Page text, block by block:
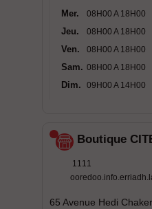
Mer. 08H00 A 18H00
Jeu. 08H00 A 18H00
Ven. 08H00 A 18H00
Sam. 08H00 A 18H00
Dim. 09H00 A 14H00
Boutique
1111
65 Avenue Hedi